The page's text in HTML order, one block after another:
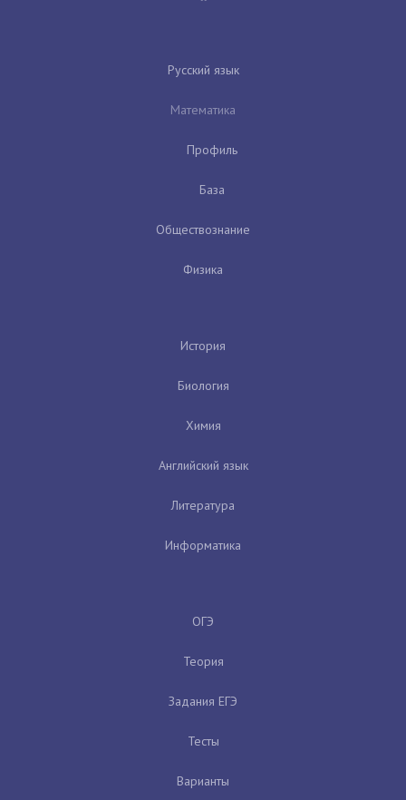
Русский язык
Математика
Профиль
База
Обществознание
Физика
История
Биология
Химия
Английский язык
Литература
Информатика
ОГЭ
Теория
Задания ЕГЭ
Тесты
Варианты